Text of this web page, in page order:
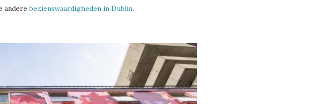
anderebezienswaardigheden in Dublin.